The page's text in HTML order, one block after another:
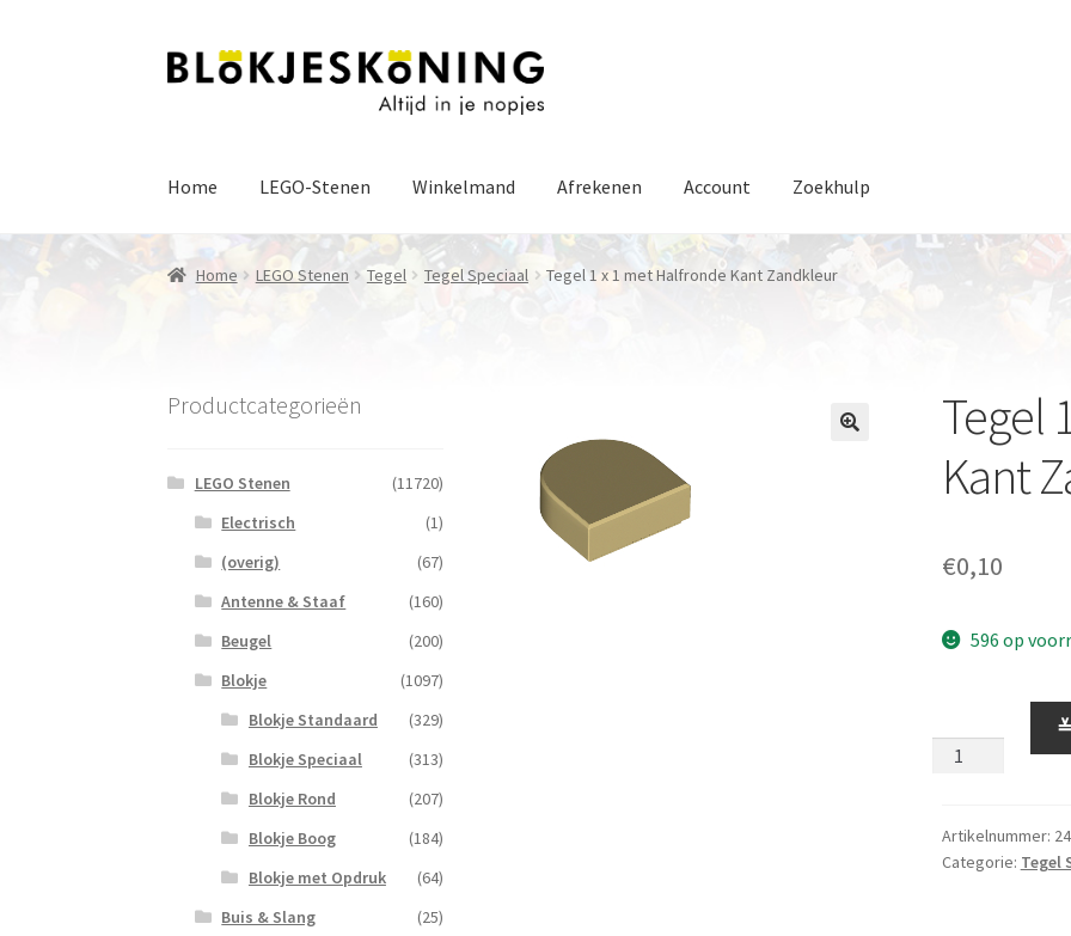
Ga
Ga
Home
LEGO-Stenen Winkelmand Afrekenen Account Zoekhulp
Home LEGO Stenen Tegel Tegel Speciaal Tegel 1 x 1 met Halfronde Kant Zandkleur
Tegel
Kant
€0,10
596 op
1
met
Halfronde
≚
Artikelnummer:
Categorie: Tegel
Productcategorieën
LEGO Stenen
(11720)
Electrisch
(1)
(overig)
(67)
Antenne & Staaf
(160)
Beugel
(200)
Blokje
(1097)
Blokje Standaard
(329)
Blokje Speciaal
(313)
Blokje Rond
(207)
Blokje Boog
(184)
Blokje met Opdruk
(64)
Buis & Slang
(25)